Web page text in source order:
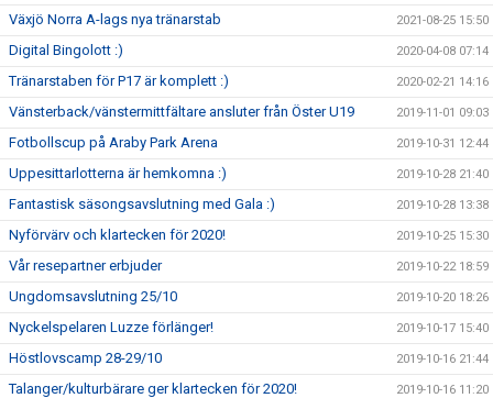
Växjö Norra A-lags nya tränarstab 2021-08-25 15:50
Digital Bingolott :) 2020-04-08 07:14
Tränarstaben för P17 är komplett :) 2020-02-21 14:16
Vänsterback/vänstermittfältare ansluter från Öster U19 2019-11-01 09:03
Fotbollscup på Araby Park Arena 2019-10-31 12:44
Uppesittarlotterna är hemkomna :) 2019-10-28 21:40
Fantastisk säsongsavslutning med Gala :) 2019-10-28 13:38
Nyförvärv och klartecken för 2020! 2019-10-25 15:30
Vår resepartner erbjuder 2019-10-22 18:59
Ungdomsavslutning 25/10 2019-10-20 18:26
Nyckelspelaren Luzze förlänger! 2019-10-17 15:40
Höstlovscamp 28-29/10 2019-10-16 21:44
Talanger/kulturbärare ger klartecken för 2020! 2019-10-16 11:20